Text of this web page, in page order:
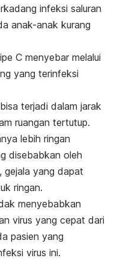
infeksi saluran
anak-anak kurang
C menyebar melalui
yang terinfeksi
terjadi dalam jarak
ruangan tertutup.
lebih ringan
disebabkan oleh
gejala yang dapat
ringan.
menyebabkan
virus yang cepat dari
pasien yang
virus ini.